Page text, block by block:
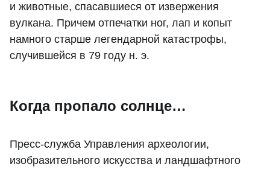
и животные, спасавшиеся от извержения
вулкана. Причем отпечатки ног, лап и копыт
намного старше легендарной катастрофы,
случившейся в 79 году н. э.
Когда пропало солнце…
Пресс-служба Управления археологии,
изобразительного искусства и ландшафтного